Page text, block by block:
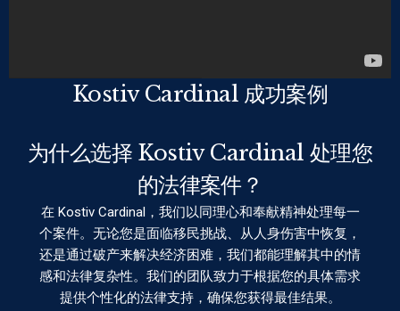
Kostiv Cardinal 成功案例
为什么选择 Kostiv Cardinal 处理您
的法律案件？
在 Kostiv Cardinal，我们以同理心和奉献精神处理每一
个案件。无论您是面临移民挑战、从人身伤害中恢复，
还是通过破产来解决经济困难，我们都能理解其中的情
感和法律复杂性。我们的团队致力于根据您的具体需求
提供个性化的法律支持，确保您获得最佳结果。